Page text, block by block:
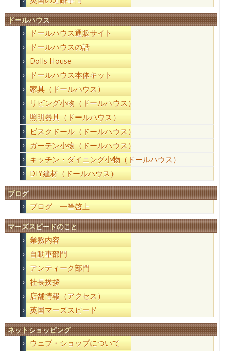
ドールハウス
ドールハウス通販サイト
ドールハウスの話
Dolls House
ドールハウス本体キット
家具（ドールハウス）
リビング小物（ドールハウス）
照明器具（ドールハウス）
ビスクドール（ドールハウス）
ガーデン小物（ドールハウス）
キッチン・ダイニング小物（ドールハウス）
DIY建材（ドールハウス）
ブログ
ブログ 一筆啓上
マーズスピードのこと
業務内容
自動車部門
アンティーク部門
社長挨拶
店舗情報（アクセス）
英国マーズスピード
ネットショッピング
ウェブ・ショップについて